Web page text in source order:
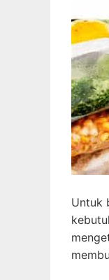
Untuk